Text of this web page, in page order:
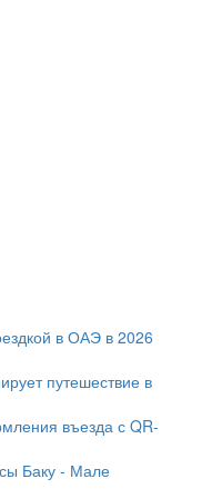
в ОАЭ в 2026
путешествие в
въезда с QR-
Баку - Мале